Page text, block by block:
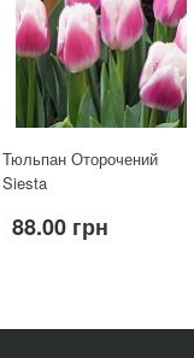
Тюльпан Оторочений
Siesta
88.00 грн